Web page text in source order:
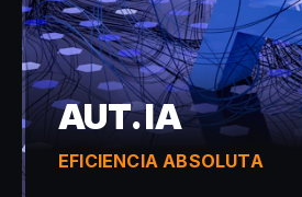
AUT. IA
EFICIENCIA ABSOLUTA